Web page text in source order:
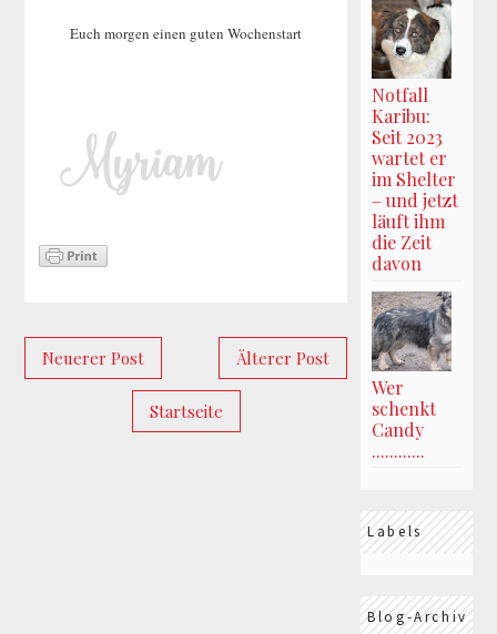
Euch morgen einen guten Wochenstart
Neuerer Post Älterer Post
Startseite
Notfall
Karibu:
Seit 2023
wartet er
im Shelter
– und jetzt
läuft ihm
die Zeit
davon
Wer
schenkt
Candy
............
Labels
Blog-Archiv